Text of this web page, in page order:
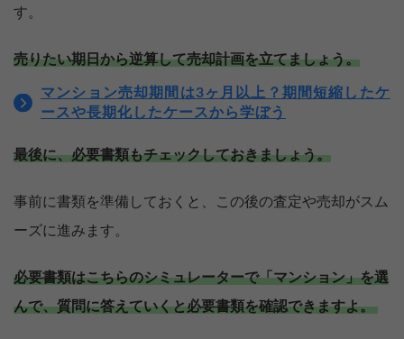
す。
売りたい期日から逆算して売却計画を立てましょう。
マンション売却期間は3ヶ月以上？期間短縮したケ
ースや長期化したケースから学ぼう
最後に、必要書類もチェックしておきましょう。
事前に書類を準備しておくと、この後の査定や売却がスム
ーズに進みます。
必要書類はこちらのシミュレーターで「マンション」を選
んで、質問に答えていくと必要書類を確認できますよ。